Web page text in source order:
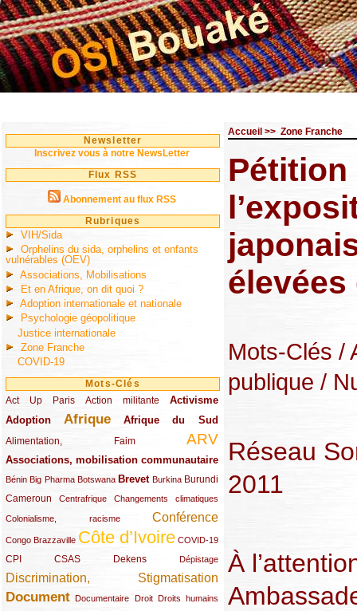
Newsletter
Inscrivez vous à notre NewsLetter
Flux RSS
Abonnement au flux RSS
Rubriques
VIH/Sida
Orphelins du sida, orphelins et enfants
vulnérables (OEV)
Associations, Mobilisations
Et en Afrique, on dit quoi ?
Adoption internationale et nationale
Psychologie géopolitique
Justice internationale
Zone Franche
COVID-19
Mots-Clés
Act Up Paris
(49/289) Action militante
(32/289) Activisme
(73/289)
Adoption
(82/289) Afrique
(161/289) Afrique du Sud
(73/289)
Alimentation, Faim
(48/289) ARV
(203/289)
Associations, mobilisation communautaire
(65/289)
Bénin
(13/289)Big Pharma
(16/289) Botswana
(9/289) Brevet
(83/289) Burkina
(18/289) Burundi
(30/289)
Cameroun
(47/289) Centrafrique
(23/289) Changements climatiques
(10/289)
Colonialisme, racisme
(19/289) Conférence
(118/289)
Congo Brazzaville
(24/289) Côte d’Ivoire
(263/289) COVID-19
(13/289)
CPI
(48/289) CSAS
(32/289) Dekens
(29/289) Dépistage
(19/289)
Discrimination, Stigmatisation
(131/289)
Document
(145/289) Documentaire
(9/289) Droit
(20/289) Droits humains
(22/289)
Accueil >> Zone Franche
Pétition
Mots-Clés /
publique /
Réseau
2011
À